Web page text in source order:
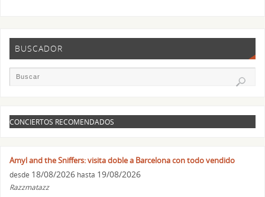
BUSCADOR
CONCIERTOS RECOMENDADOS
Amyl and the Sniffers: visita doble a Barcelona con todo vendido
desde 18/08/2026 hasta 19/08/2026
Razzmatazz